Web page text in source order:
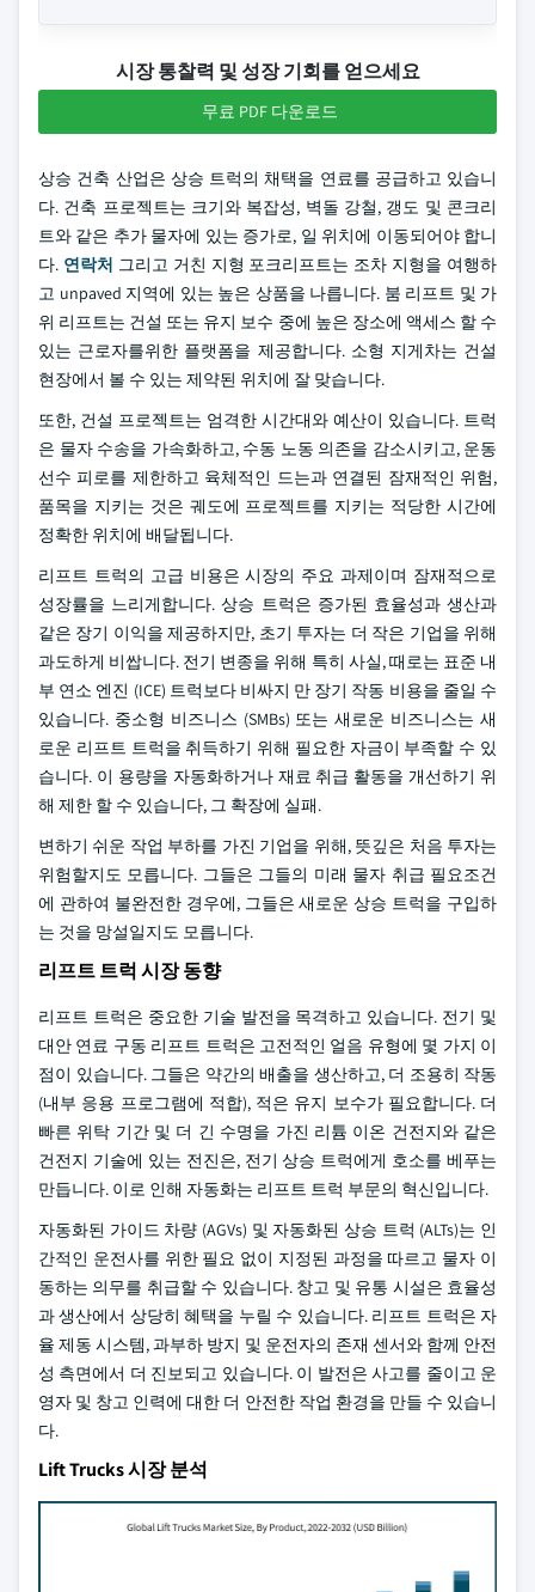
시장 통찰력 및 성장 기회를 얻으세요
무료 PDF 다운로드
상승 건축 산업은 상승 트럭의 채택을 연료를 공급하고 있습니
다. 건축 프로젝트는 크기와 복잡성, 벽돌 강철, 갱도 및 콘크리
트와 같은 추가 물자에 있는 증가로, 일 위치에 이동되어야 합니
다. 연락처 그리고 거친 지형 포크리프트는 조차 지형을 여행하
고 unpaved 지역에 있는 높은 상품을 나릅니다. 붐 리프트 및 가
위 리프트는 건설 또는 유지 보수 중에 높은 장소에 액세스 할 수
있는 근로자를위한 플랫폼을 제공합니다. 소형 지게차는 건설
현장에서 볼 수 있는 제약된 위치에 잘 맞습니다.
또한, 건설 프로젝트는 엄격한 시간대와 예산이 있습니다. 트럭
은 물자 수송을 가속화하고, 수동 노동 의존을 감소시키고, 운동
선수 피로를 제한하고 육체적인 드는과 연결된 잠재적인 위험,
품목을 지키는 것은 궤도에 프로젝트를 지키는 적당한 시간에
정확한 위치에 배달됩니다.
리프트 트럭의 고급 비용은 시장의 주요 과제이며 잠재적으로
성장률을 느리게합니다. 상승 트럭은 증가된 효율성과 생산과
같은 장기 이익을 제공하지만, 초기 투자는 더 작은 기업을 위해
과도하게 비쌉니다. 전기 변종을 위해 특히 사실, 때로는 표준 내
부 연소 엔진 (ICE) 트럭보다 비싸지 만 장기 작동 비용을 줄일 수
있습니다. 중소형 비즈니스 (SMBs) 또는 새로운 비즈니스는 새
로운 리프트 트럭을 취득하기 위해 필요한 자금이 부족할 수 있
습니다. 이 용량을 자동화하거나 재료 취급 활동을 개선하기 위
해 제한 할 수 있습니다, 그 확장에 실패.
변하기 쉬운 작업 부하를 가진 기업을 위해, 뜻깊은 처음 투자는
위험할지도 모릅니다. 그들은 그들의 미래 물자 취급 필요조건
에 관하여 불완전한 경우에, 그들은 새로운 상승 트럭을 구입하
는 것을 망설일지도 모릅니다.
리프트 트럭 시장 동향
리프트 트럭은 중요한 기술 발전을 목격하고 있습니다. 전기 및
대안 연료 구동 리프트 트럭은 고전적인 얼음 유형에 몇 가지 이
점이 있습니다. 그들은 약간의 배출을 생산하고, 더 조용히 작동
(내부 응용 프로그램에 적합), 적은 유지 보수가 필요합니다. 더
빠른 위탁 기간 및 더 긴 수명을 가진 리튬 이온 건전지와 같은
건전지 기술에 있는 전진은, 전기 상승 트럭에게 호소를 베푸는
만듭니다. 이로 인해 자동화는 리프트 트럭 부문의 혁신입니다.
자동화된 가이드 차량 (AGVs) 및 자동화된 상승 트럭 (ALTs)는 인
간적인 운전사를 위한 필요 없이 지정된 과정을 따르고 물자 이
동하는 의무를 취급할 수 있습니다. 창고 및 유통 시설은 효율성
과 생산에서 상당히 혜택을 누릴 수 있습니다. 리프트 트럭은 자
율 제동 시스템, 과부하 방지 및 운전자의 존재 센서와 함께 안전
성 측면에서 더 진보되고 있습니다. 이 발전은 사고를 줄이고 운
영자 및 창고 인력에 대한 더 안전한 작업 환경을 만들 수 있습니
다.
Lift Trucks 시장 분석